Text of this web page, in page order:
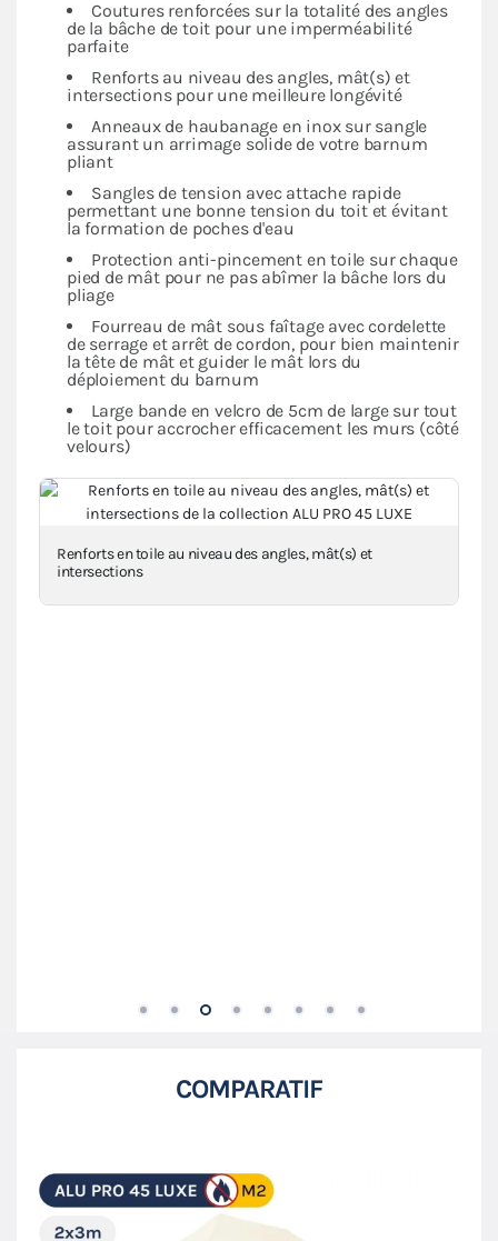
Coutures renforcées sur la totalité des angles
de la bâche de toit pour une imperméabilité
parfaite
Renforts au niveau des angles, mât(s) et
intersections pour une meilleure longévité
Anneaux de haubanage en inox sur sangle
assurant un arrimage solide de votre barnum
pliant
Sangles de tension avec attache rapide
permettant une bonne tension du toit et évitant
la formation de poches d'eau
Protection anti-pincement en toile sur chaque
pied de mât pour ne pas abîmer la bâche lors du
pliage
Fourreau de mât sous faîtage avec cordelette
de serrage et arrêt de cordon, pour bien maintenir
la tête de mât et guider le mât lors du
déploiement du barnum
Large bande en velcro de 5cm de large sur tout
le toit pour accrocher efficacement les murs (côté
velours)
Renforts en toile au niveau des angles, mât(s) et
intersections
COMPARATIF